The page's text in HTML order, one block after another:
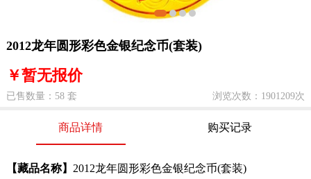
2012龙年圆形彩色金银纪念币(套装)
￥暂无报价
已售数量：58 套 浏览次数：1901209次
商品详情 购买记录
【藏品名称】 2012龙年圆形彩色金银纪念币(套装)